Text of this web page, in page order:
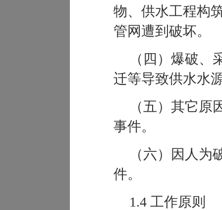
物、供水工程构
管网遭到破坏。
（四）爆破、
迁等导致供水水
（五）其它原
事件。
（六）因人为
件。
1.4 工作原则